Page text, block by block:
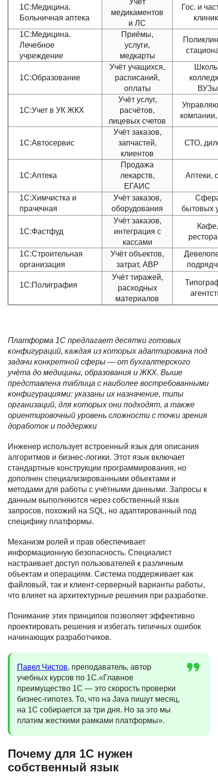
1С:Медицина.
Больничная аптека
Учёт
медикаментов
и ЛС
Гос. и
1С:Медицина.
Лечебное
учреждение
Приёмы,
услуги,
медкарты
1С:Образование
Учёт учащихся,
расписаний,
оплаты
ВУЗы
1С:Учет в УК ЖКХ
Учёт услуг,
расчётов,
лицевых счетов
1С:Автосервис
Учёт заказов,
запчастей,
клиентов
СТО,
1С:Аптека
Продажа
лекарств,
ЕГАИС
Аптеки,
1С:Химчистка и
прачечная
Учёт заказов,
оборудования
бытовых
1С:Фастфуд
Учёт заказов,
интеграция с
кассами
Кафе,
1С:Строительная
организация
Учёт объектов,
затрат, АВР
1С:Полиграфия
Учёт тиражей,
расходных
материалов
Платформа 1С предлагает десятки готовых
конфигураций, каждая из которых адаптирована под
задачи конкретной сферы — от бухгалтерского
учёта до медицины, образования и ЖКХ. Выше
представлена таблица с наиболее востребованными
конфигурациями: указаны их назначение, типы
организаций, для которых они подходят, а также
ориентировочный уровень сложности с точки зрения
доработок и поддержки
Инженер использует встроенный язык для описания
алгоритмов и бизнес-логики. Этот язык включает
стандартные конструкции программирования, но
дополнен специализированными объектами и
методами для работы с учётными данными. Запросы к
данным выполняются через собственный язык
запросов, похожий на SQL, но адаптированный под
специфику платформы.
Механизм ролей и прав обеспечивает
информационную безопасность. Специалист
настраивает доступ пользователей к различным
объектам и операциям. Система поддерживает как
файловый, так и клиент-серверный варианты работы,
что влияет на архитектурные решения при разработке.
Понимание этих принципов позволяет эффективно
проектировать решения и избегать типичных ошибок
начинающих разработчиков.
Павел Чистов, преподаватель, автор
учебных курсов по 1С.«Главное
преимущество 1С — это скорость проверки
бизнес-гипотез. То, что на Java пишут месяц,
на 1С собирается за три дня. Но за это мы
платим жесткими рамками платформы».
Почему для 1С нужен
собственный язык